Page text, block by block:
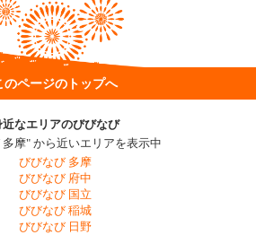
のページのトップへ
近なエリアのびびなび
摩" から近いエリアを表示中
びびなび 多摩
びびなび 府中
びびなび 国立
びびなび 稲城
びびなび 日野